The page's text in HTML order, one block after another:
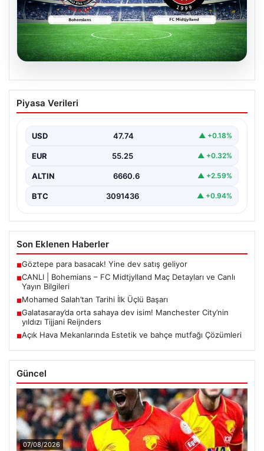
CANLI | Bohemians – FC Midtjylland
Maç Detayları ve Canlı Yayın Bilgileri
Ağustos 2026 tarihinde Dublin’deki Dalymount…
Piyasa Verileri
USD 47.74 ▲ +0.18%
EUR 55.25 ▲ +0.32%
ALTIN 6660.6 ▲ +2.59%
BTC 3091436 ▲ +0.94%
Son Eklenen Haberler
■Göztepe para basacak! Yine dev satış geliyor
■CANLI | Bohemians – FC Midtjylland Maç Detayları ve Canlı
Yayın Bilgileri
■Mohamed Salah’tan Tarihi İlk Üçlü Başarı
■Galatasaray’da orta sahaya dev isim! Manchester City’nin
yıldızı Tijjani Reijnders
■Açık Hava Mekanlarında Estetik ve bahçe mutfağı Çözümleri
Güncel
07/08/2026